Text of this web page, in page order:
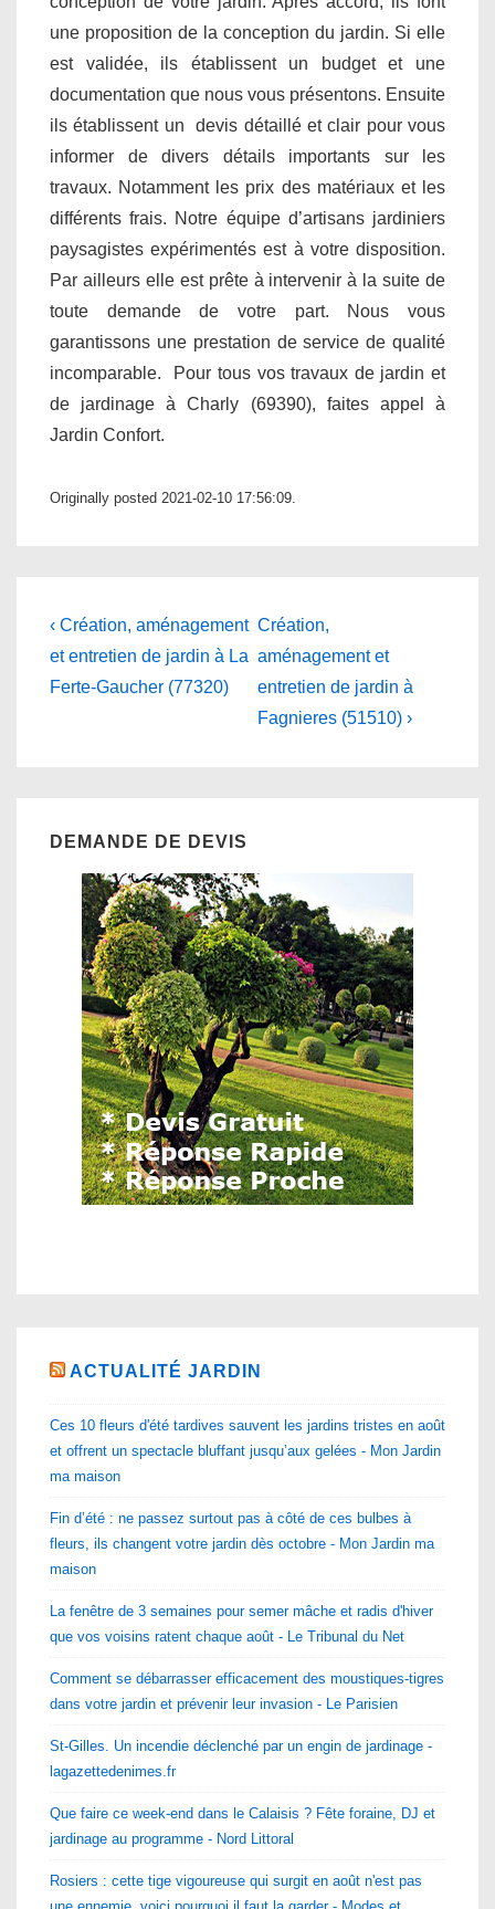
une proposition de la conception du jardin. Si elle
est validée, ils établissent un budget et une
documentation que nous vous présentons. Ensuite
ils établissent un devis détaillé et clair pour vous
informer de divers détails importants sur les
travaux. Notamment les prix des matériaux et les
différents frais. Notre équipe d’artisans jardiniers
paysagistes expérimentés est à votre disposition.
Par ailleurs elle est prête à intervenir à la suite de
toute demande de votre part. Nous vous
garantissons une prestation de service de qualité
incomparable. Pour tous vos travaux de jardin et
de jardinage à Charly (69390), faites appel à
Jardin Confort.
Originally posted 2021-02-10 17:56:09.
Navigation
de
l’article
Previous
Post
is
‹ Création, aménagement
et entretien de jardin à La
Ferte-Gaucher (77320)
Next
Post
is
Création,
aménagement et
entretien de jardin à
Fagnieres (51510) ›
DEMANDE DE DEVIS
ACTUALITÉ JARDIN
Ces 10 fleurs d'été tardives sauvent les jardins tristes en août
et offrent un spectacle bluffant jusqu’aux gelées - Mon Jardin
ma maison
Fin d’été : ne passez surtout pas à côté de ces bulbes à
fleurs, ils changent votre jardin dès octobre - Mon Jardin ma
maison
La fenêtre de 3 semaines pour semer mâche et radis d'hiver
que vos voisins ratent chaque août - Le Tribunal du Net
Comment se débarrasser efficacement des moustiques-tigres
dans votre jardin et prévenir leur invasion - Le Parisien
St-Gilles. Un incendie déclenché par un engin de jardinage -
lagazettedenimes.fr
Que faire ce week-end dans le Calaisis ? Fête foraine, DJ et
jardinage au programme - Nord Littoral
Rosiers : cette tige vigoureuse qui surgit en août n'est pas